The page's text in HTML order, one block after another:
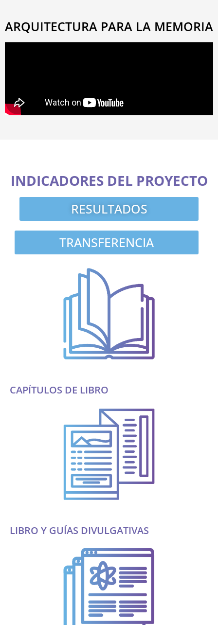
ARQUITECTURA PARA LA MEMORIA
INDICADORES DEL PROYECTO
RESULTADOS
TRANSFERENCIA
CAPÍTULOS DE LIBRO
LIBRO Y GUÍAS DIVULGATIVAS